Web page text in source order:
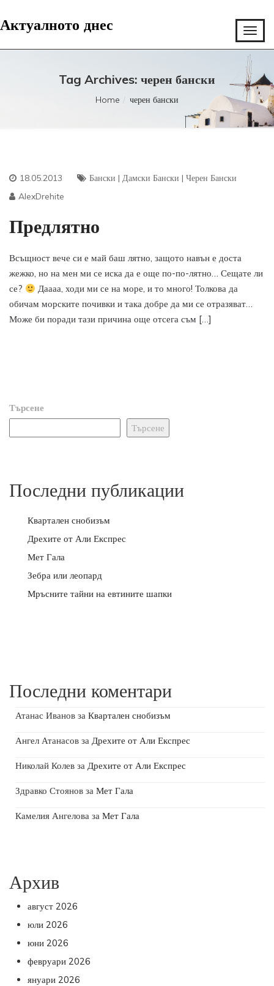
Актуалното днес
Tag Archives: черен бански
Home черен бански
18.05.2013 Бански | Дамски Бански | Черен Бански
AlexDrehite
Предлятно
Всъщност вече си е май баш лятно, защото навън е доста
жежко, но на мен ми се иска да е още по-по-лятно… Сещате ли
се?
Даааа, ходи ми се на море, и то много! Толкова да
обичам морските почивки и така добре да ми се отразяват…
Може би поради тази причина още отсега съм […]
Търсене
Търсене
Последни публикации
Квартален снобизъм
Дрехите от Али Експрес
Мет Гала
Зебра или леопард
Мръсните тайни на евтините шапки
Последни коментари
Атанас Иванов за Квартален снобизъм
Ангел Атанасов за Дрехите от Али Експрес
Николай Колев за Дрехите от Али Експрес
Здравко Стоянов за Мет Гала
Камелия Ангелова за Мет Гала
Архив
август 2026
юли 2026
юни 2026
февруари 2026
януари 2026